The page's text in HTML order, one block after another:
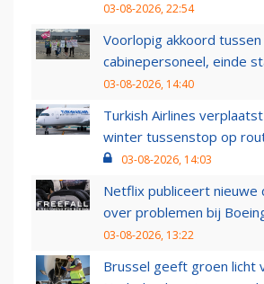
03-08-2026, 22:54
Voorlopig akkoord
cabinepersoneel, einde
03-08-2026, 14:40
Turkish Airlines
winter tussenstop op
03-08-2026, 14:03
Netflix publiceert nieuwe
over problemen bij
03-08-2026, 13:22
Brussel geeft groen licht